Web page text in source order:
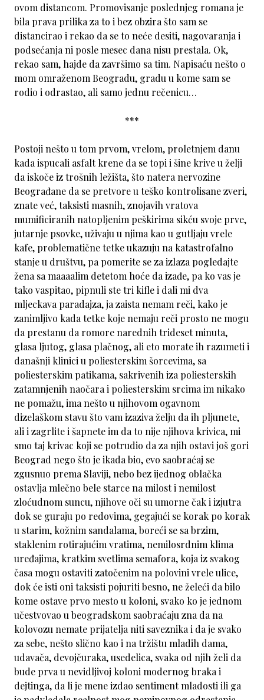
ovom distancom. Promovisanje poslednjeg romana je
bila prava prilika za to i bez obzira što sam se
distancirao i rekao da se to neće desiti, nagovaranja i
podsećanja ni posle mesec dana nisu prestala. Ok,
rekao sam, hajde da završimo sa tim. Napisaću nešto o
mom omraženom Beogradu, gradu u kome sam se
rodio i odrastao, ali samo jednu rečenicu…
***
Postoji nešto u tom prvom, vrelom, proletnjem danu
kada ispucali asfalt krene da se topi i šine krive u želji
da iskoče iz trošnih ležišta, što natera nervozine
Beograđane da se pretvore u teško kontrolisane zveri,
znate već, taksisti masnih, znojavih vratova
mumificiranih natopljenim peškirima sikću svoje prve,
jutarnje psovke, uživaju u njima kao u gutljaju vrele
kafe, problematične tetke ukazuju na katastrofalno
stanje u društvu, pa pomerite se za izlaza pogledajte
žena sa maaaalim detetom hoće da izađe, pa ko vas je
tako vaspitao, pipnuli ste tri kifle i dali mi dva
mljeckava paradajza, ja zaista nemam reči, kako je
zanimljivo kada tetke koje nemaju reči prosto ne mogu
da prestanu da romore narednih trideset minuta,
glasa ljutog, glasa plačnog, ali eto morate ih razumeti i
današnji klinici u poliesterskim šorcevima, sa
poliesterskim patikama, sakrivenih iza poliesterskih
zatamnjenih naočara i poliesterskim srcima im nikako
ne pomažu, ima nešto u njihovom ogavnom
dizelaškom stavu što vam izaziva želju da ih pljunete,
ali i zagrlite i šapnete im da to nije njihova krivica, mi
smo taj krivac koji se potrudio da za njih ostavi još gori
Beograd nego što je ikada bio, evo saobraćaj se
zgusnuo prema Slaviji, nebo bez ijednog oblačka
ostavlja mlečno bele starce na milost i nemilost
zloćudnom suncu, njihove oči su umorne čak i izjutra
dok se guraju po redovima, gegajući se korak po korak
u starim, kožnim sandalama, boreći se sa brzim,
staklenim rotirajućim vratima, nemilosrdnim klima
uređajima, kratkim svetlima semafora, koja iz svakog
časa mogu ostaviti zatočenim na polovini vrele ulice,
dok će isti oni taksisti pojuriti besno, ne želeći da bilo
kome ostave prvo mesto u koloni, svako ko je jednom
učestvovao u beogradskom saobraćaju zna da na
kolovozu nemate prijatelja niti saveznika i da je svako
za sebe, nešto slično kao i na tržištu mladih dama,
udavača, devojčuraka, usedelica, svaka od njih želi da
bude prva u nevidljivoj koloni modernog braka i
dejtinga, da li je mene izdao sentiment mladosti ili ga